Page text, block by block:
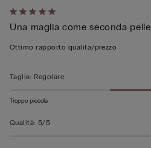
Valutato
5
su
Una maglia come seconda pelle
Ottimo rapporto qualità/prezzo
Taglia: Regolare
Troppo piccola
Qualità: 5/5